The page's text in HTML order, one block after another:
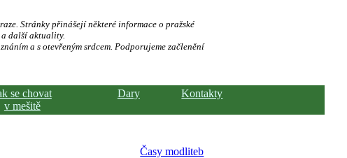
Stránky přinášejí některé informace o pražské
a další aktuality.
a s otevřeným srdcem. Podporujeme začlenění
se chovat
v mešitě
Dary Kontakty
Časy modliteb